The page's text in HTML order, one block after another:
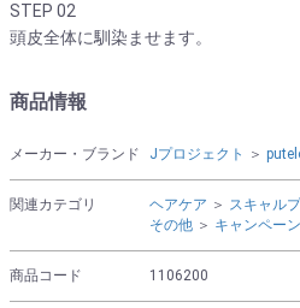
STEP 02
頭皮全体に馴染ませます。
商品情報
メーカー・ブランド Jプロジェクト ＞
関連カテゴリ ヘアケア ＞ スキャルプ
その他 ＞ キャンペーン
商品コード 1106200